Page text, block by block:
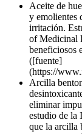
Aceite de
y emolientes
irritación.
of Medicinal
beneficiosos
([fuente]
(https://
Arcilla
eliminar
estudio de la
que la arcilla